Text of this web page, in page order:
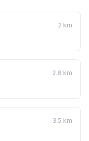
2 km
2.8 km
3.5 km